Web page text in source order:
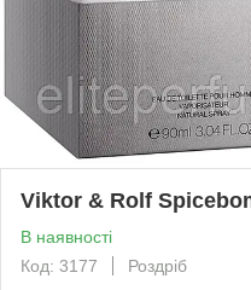
Viktor & Rolf
В наявності
Код: 3177
Роздріб